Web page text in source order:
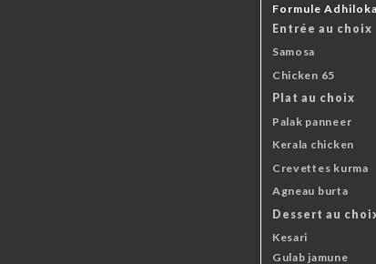
Formule Adhiloka
Entrée au choix
Samosa
Chicken 65
Plat au choix
Palak panneer
Kerala chicken
Crevettes kurma
Agneau burta
Dessert au
Kesari
Gulab jamune